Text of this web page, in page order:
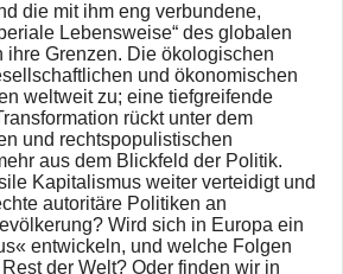
die mit ihm eng verbundene,
Lebensweise“ des globalen
ihre Grenzen. Die ökologischen
und ökonomischen
weltweit zu; eine tiefgreifende
rückt unter dem
und rechtspopulistischen
aus dem Blickfeld der Politik.
Kapitalismus weiter verteidigt und
autoritäre Politiken an
Wird sich in Europa ein
entwickeln, und welche Folgen
der Welt? Oder finden wir in